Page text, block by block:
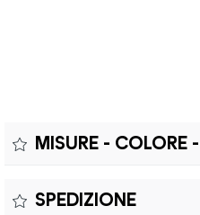
MISURE - COLORE
SPEDIZIONE